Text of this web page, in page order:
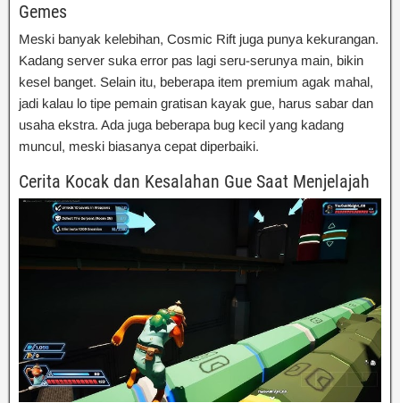
Gemes
Meski banyak kelebihan, Cosmic Rift juga punya kekurangan.
Kadang server suka error pas lagi seru-serunya main, bikin
kesel banget. Selain itu, beberapa item premium agak mahal,
jadi kalau lo tipe pemain gratisan kayak gue, harus sabar dan
usaha ekstra. Ada juga beberapa bug kecil yang kadang
muncul, meski biasanya cepat diperbaiki.
Cerita Kocak dan Kesalahan Gue Saat Menjelajah